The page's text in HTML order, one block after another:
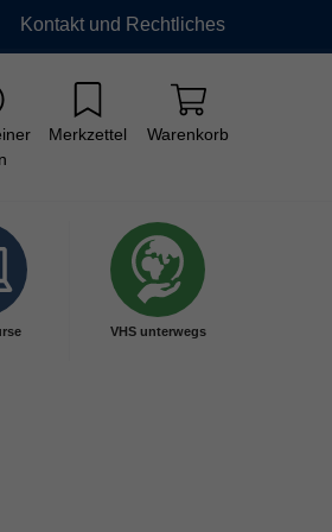
Kontakt und Rechtliches
Merkzettel Warenkorb
VHS unterwegs